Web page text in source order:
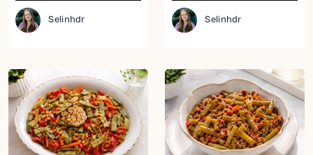
Selinhdr Selinhdr